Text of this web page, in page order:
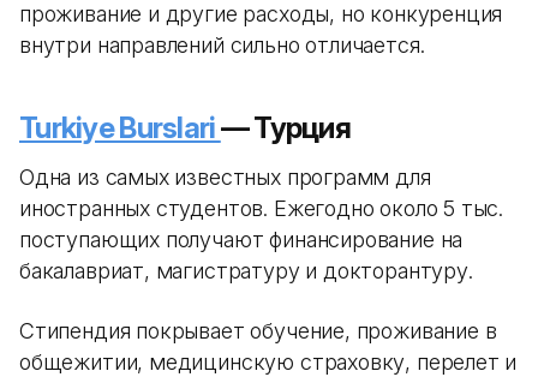
проживание и другие расходы, но конкуренция
внутри направлений сильно отличается.
Turkiye Burslari— Турция
Одна из самых известных программ для
иностранных студентов. Ежегодно около 5 тыс.
поступающих получают финансирование на
бакалавриат, магистратуру и докторантуру.
Стипендия покрывает обучение, проживание в
общежитии, медицинскую страховку, перелет и